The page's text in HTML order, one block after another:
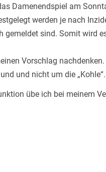
Damenendspiel am
werden je nach
gemeldet sind. Somit wird
Vorschlag nachdenken.
und nicht um die „Kohle“.
übe ich bei meinem